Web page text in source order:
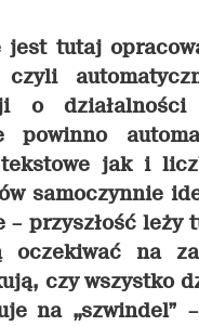
jest tutaj
czyli
o
powinno
jak i
samoczynnie
– przyszłość
oczekiwać na
czy wszystko
na „szwindel” –